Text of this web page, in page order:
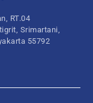
RT.04
Srimartani,
55792